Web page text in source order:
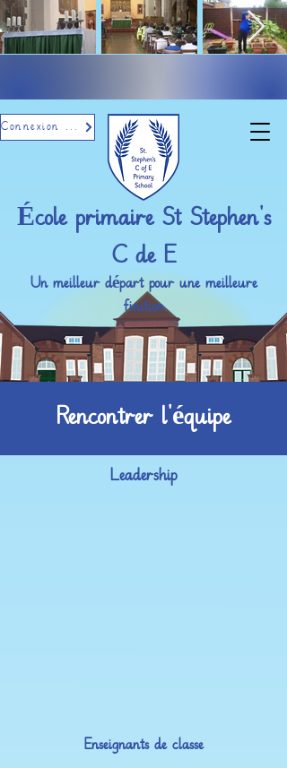
Un meilleur départ pour une meilleure
finition
Connexion par e-mail
École primaire St Stephen's
C de E
Rencontrer l'équipe
Leadership​
Enseignants de classe